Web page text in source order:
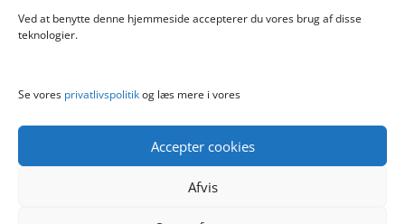
Ved at benytte denne hjemmeside accepterer du vores brug af disse
teknologier.
Se vores privatlivspolitikog læs mere i vores
Accepter cookies
Afvis
Kontakt
Privatlivspolitik